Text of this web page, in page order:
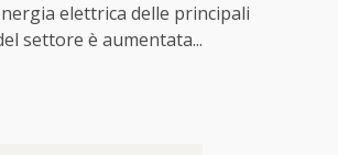
elettrica delle principali
settore è aumentata...